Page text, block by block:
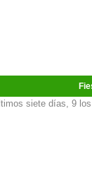
siete días, 9